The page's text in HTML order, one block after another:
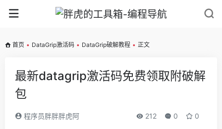
首页 • DataGrip激活码 • DataGrip破解教程 • 正文
最新datagrip激活码免费领取附破解
包
程序员胖胖胖虎阿 212 0 0